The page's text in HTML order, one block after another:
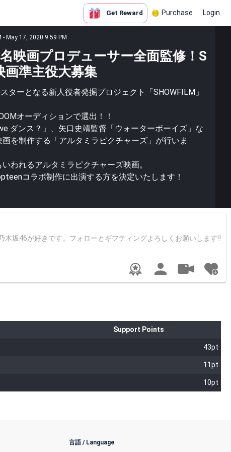
Get Reward Purchase Login
- May 17, 2020 9:59 PM
映画プロデューサー全面監修！S
画準主役大募集
ターとなる新人役者発掘プロジェクト「SHOWFILM」
オーディションで選出！！
ダンス？」、矢口史靖監督「ウォーターボーイズ」な
を制作する「アルタミラピクチャーズ」が行いま
われるアルタミラピクチャーズ映画。
コラボ制作に出演する方を決定いたします！
坂46が好きです。フォローとギフティングよろしくお願いします‼
Support Points
43pt
11pt
10pt
言語 / Language